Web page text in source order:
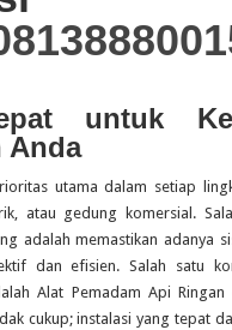
de Jeu en Ligne pour 2026: Top
untuk
Anda
utama dalam setiap
atau gedung komersial.
adalah memastikan adanya
dan efisien. Salah satu
Alat Pemadam Api Ringan
cukup; instalasi yang tepat